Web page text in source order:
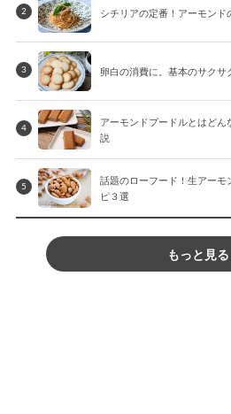
2 シチリアの定番！アーモンド
3 卵白の消費に。基本のサクサ
4
アーモンドプードルとはど
説
5
話題のローフード！生アー
ピ３選
もっと見る